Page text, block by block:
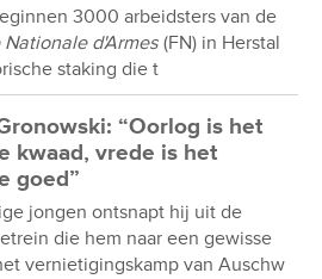
3000 arbeidsters van de
d'Armes(FN) in Herstal
staking die t
“Oorlog is het
kwaad, vrede is het
goed”
jongen ontsnapt hij uit de
die hem naar een gewisse
vernietigingskamp van Auschw